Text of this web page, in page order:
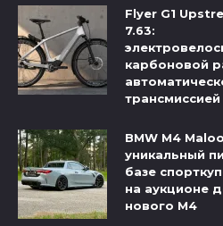
Flyer G1
7.63:
карбоновой
трансмиссией
BMW M4
уникальный
базе
на аукционе
нового M4